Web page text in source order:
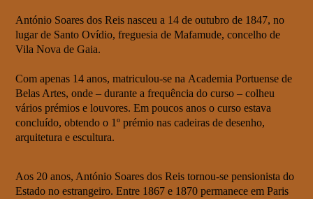
António Soares dos Reis nasceu a 14 de outubro de 1847, no
lugar de Santo Ovídio, freguesia de Mafamude, concelho de
Vila Nova de Gaia.
Com apenas 14 anos, matriculou-se na Academia Portuense de
Belas Artes, onde – durante a frequência do curso – colheu
vários prémios e louvores. Em poucos anos o curso estava
concluído, obtendo o 1º prémio nas cadeiras de desenho,
arquitetura e escultura.
Aos 20 anos, António Soares dos Reis tornou-se pensionista do
Estado no estrangeiro. Entre 1867 e 1870 permanece em Paris